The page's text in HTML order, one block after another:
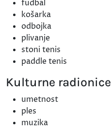
fudbal
košarka
odbojka
plivanje
stoni tenis
paddle tenis
Kulturne radionice
umetnost
ples
muzika